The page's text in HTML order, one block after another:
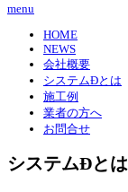
menu
HOME
NEWS
会社概要
システムÐとは
施工例
業者の方へ
お問合せ
システムÐとは